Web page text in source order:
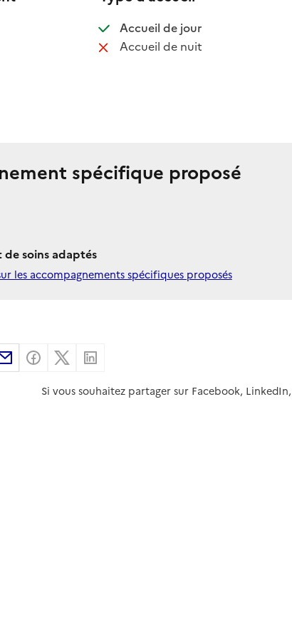
Accueil de jour: disponible
Accueil de nuit: non disponible
spécifique proposé
de soins adaptés
les accompagnements spécifiques proposés
Partager par email
Partager sur Facebook
Partager sur X
Si vous souhaitez partager sur Facebook,